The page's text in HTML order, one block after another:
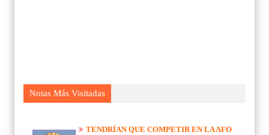
Notas Más Visitadas
TENDRÍAN QUE COMPETIR EN LA AFO